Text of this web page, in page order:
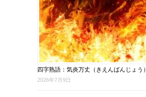
四字熟語：気炎万丈（きえんばんじょう）
2026年7月9日